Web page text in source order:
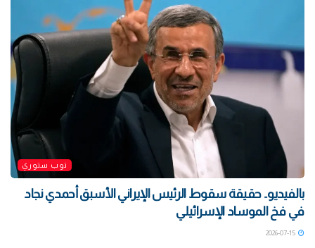
توب ستوري
بالفيديو.. حقيقة سقوط الرئيس الإيراني الأسبق أحمدي نجاد
في فخ الموساد الإسرائيلي